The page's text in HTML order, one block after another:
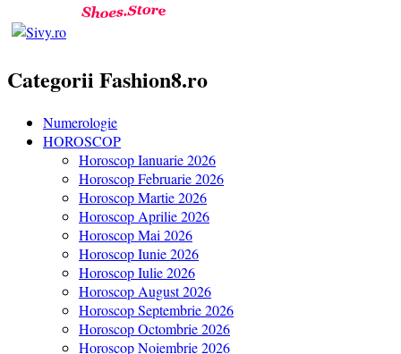
Categorii Fashion8.ro
Numerologie
HOROSCOP
Horoscop Ianuarie 2026
Horoscop Februarie 2026
Horoscop Martie 2026
Horoscop Aprilie 2026
Horoscop Mai 2026
Horoscop Iunie 2026
Horoscop Iulie 2026
Horoscop August 2026
Horoscop Septembrie 2026
Horoscop Octombrie 2026
Horoscop Noiembrie 2026